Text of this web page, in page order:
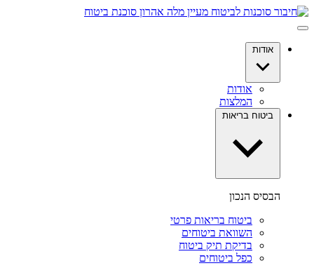
דלג
לתוכן
אודות
אודות
המלצות
ביטוח בריאות
הבסיס הנכון
ביטוח בריאות פרטי
השוואת ביטוחים
בדיקת תיק ביטוח
כפל ביטוחים